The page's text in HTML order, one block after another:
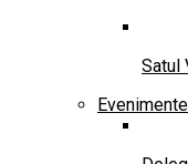
Satul
Evenimente